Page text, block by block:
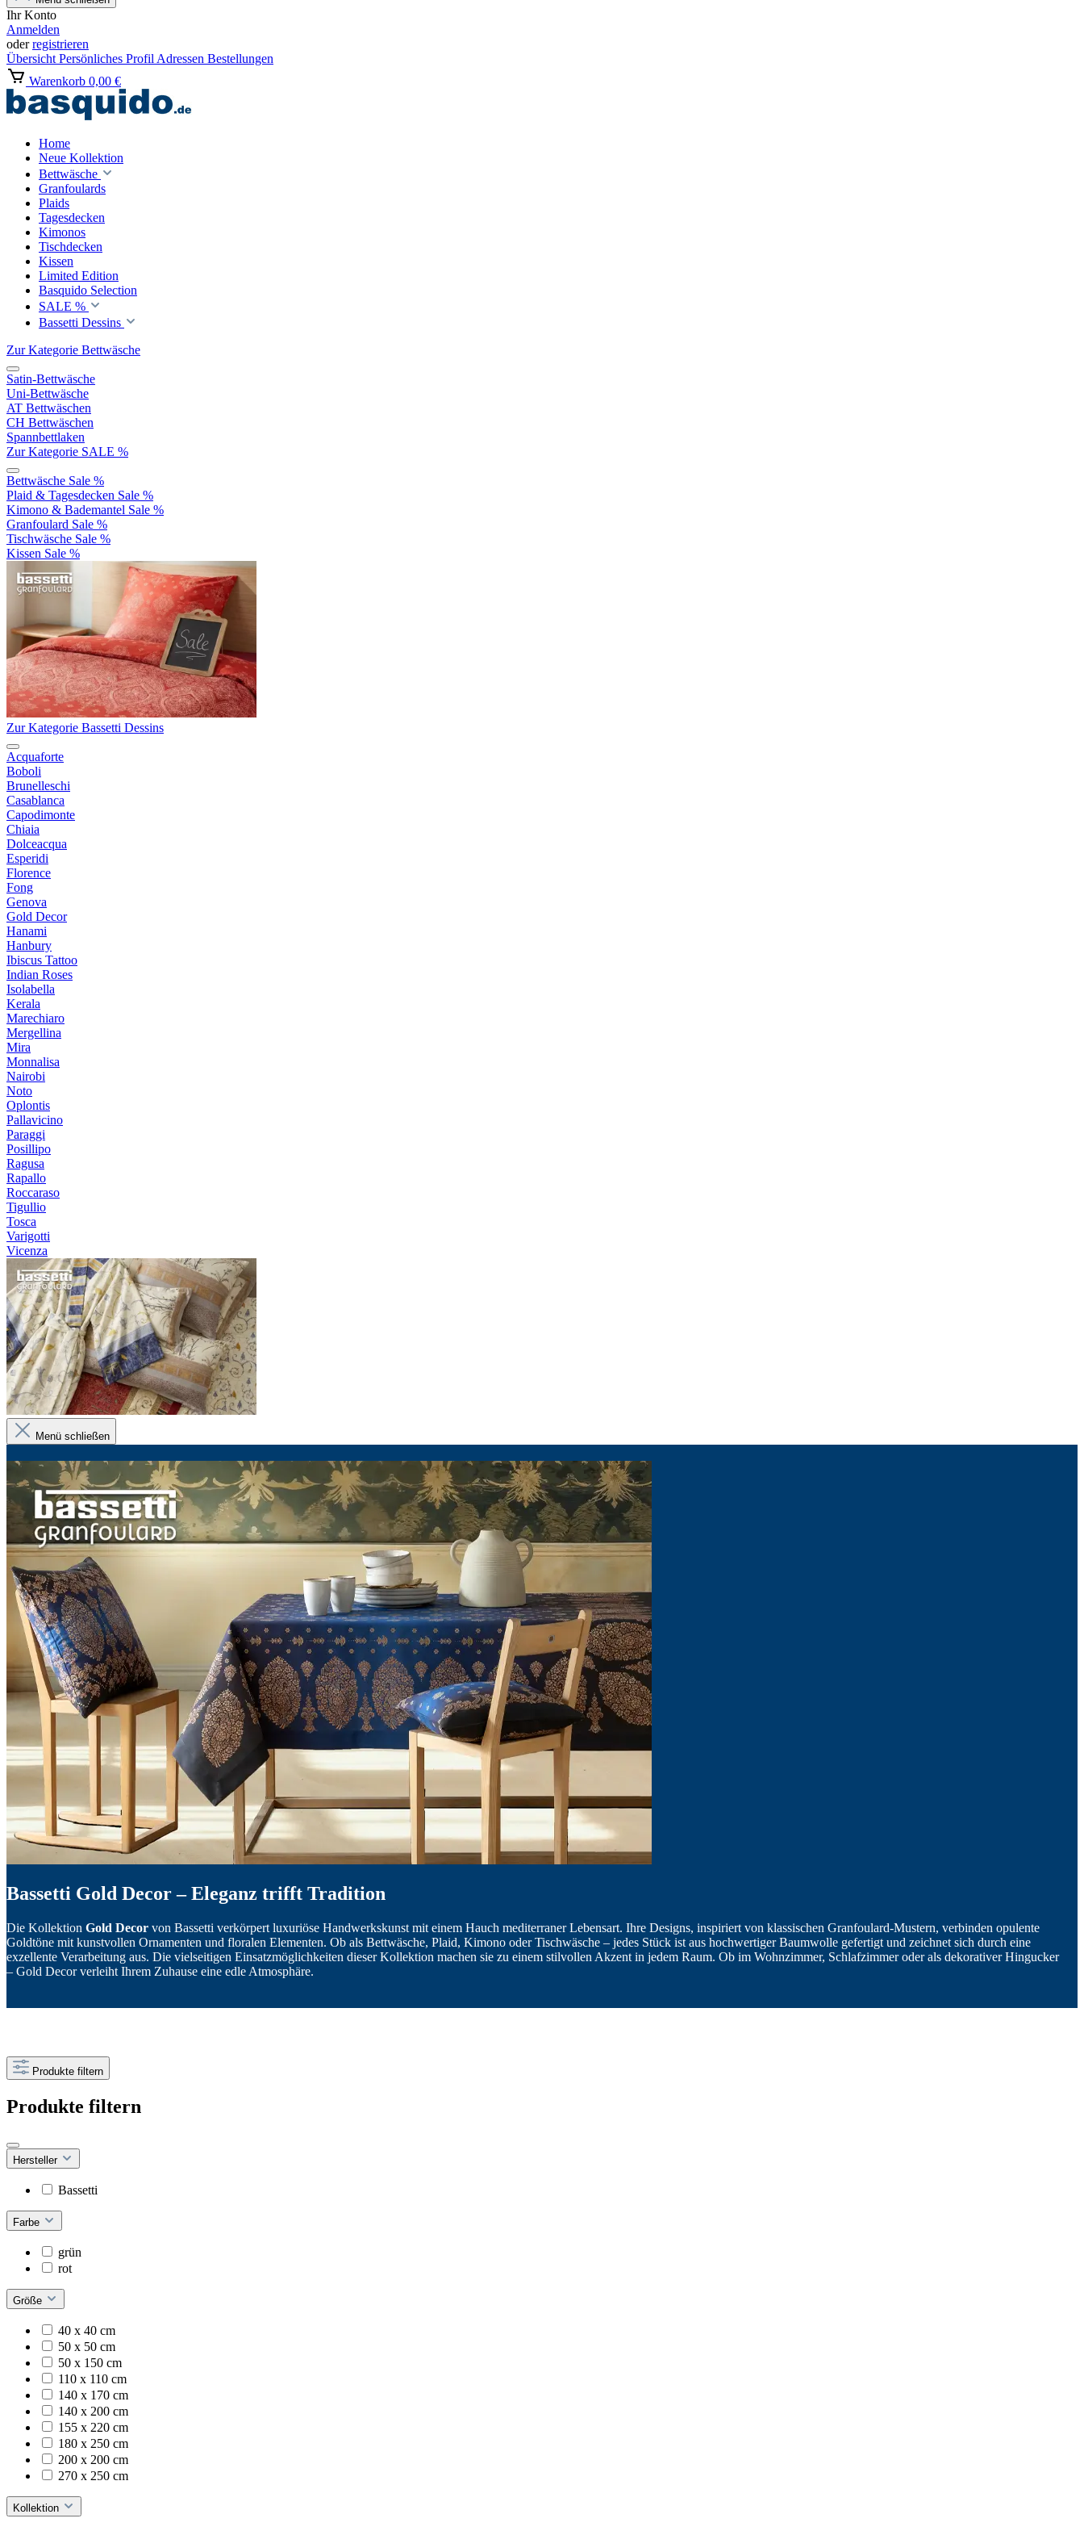
Ihr Konto
Anmelden
oderregistrieren
Übersicht Persönliches Profil Adressen Bestellungen
Warenkorb 0,00 €
Home
Neue Kollektion
Bettwäsche
Granfoulards
Plaids
Tagesdecken
Kimonos
Tischdecken
Kissen
Limited Edition
Basquido Selection
SALE %
Bassetti Dessins
Zur Kategorie Bettwäsche
Satin-Bettwäsche
Uni-Bettwäsche
AT Bettwäschen
CH Bettwäschen
Spannbettlaken
Zur Kategorie SALE %
Bettwäsche Sale %
Plaid & Tagesdecken Sale %
Kimono & Bademantel Sale %
Granfoulard Sale %
Tischwäsche Sale %
Kissen Sale %
Zur Kategorie Bassetti Dessins
Acquaforte
Boboli
Brunelleschi
Casablanca
Capodimonte
Chiaia
Dolceacqua
Esperidi
Florence
Fong
Genova
Gold Decor
Hanami
Hanbury
Ibiscus Tattoo
Indian Roses
Isolabella
Kerala
Marechiaro
Mergellina
Mira
Monnalisa
Nairobi
Noto
Oplontis
Pallavicino
Paraggi
Posillipo
Ragusa
Rapallo
Roccaraso
Tigullio
Tosca
Varigotti
Vicenza
Menü schließen
Bassetti Gold Decor – Eleganz trifft Tradition
Die Kollektion Gold Decor von Bassetti verkörpert luxuriöse Handwerkskunst mit einem Hauch mediterraner Lebensart. Ihre Designs, inspiriert von klassischen Granfoulard-Mustern, verbinden opulente
Goldtöne mit kunstvollen Ornamenten und floralen Elementen. Ob als Bettwäsche, Plaid, Kimono oder Tischwäsche – jedes Stück ist aus hochwertiger Baumwolle gefertigt und zeichnet sich durch eine
exzellente Verarbeitung aus. Die vielseitigen Einsatzmöglichkeiten dieser Kollektion machen sie zu einem stilvollen Akzent in jedem Raum. Ob im Wohnzimmer, Schlafzimmer oder als dekorativer Hingucker
– Gold Decor verleiht Ihrem Zuhause eine edle Atmosphäre.
Produkte filtern
Produkte filtern
Hersteller
Bassetti
Farbe
grün
rot
Größe
40 x 40 cm
50 x 50 cm
50 x 150 cm
110 x 110 cm
140 x 170 cm
140 x 200 cm
155 x 220 cm
180 x 250 cm
200 x 200 cm
270 x 250 cm
Kollektion